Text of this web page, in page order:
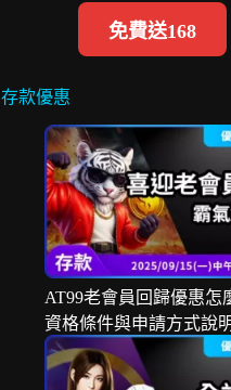
免費送168
存款優惠
AT99老會員回歸優惠怎
資格條件與申請方式說